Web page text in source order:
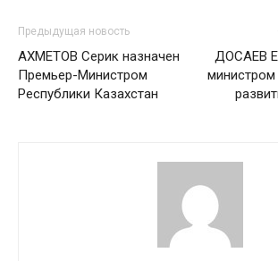
Предыдущая новость
АХМЕТОВ Серик назначен
Премьер-Министром
Республики Казахстан
ДОСАЕВ